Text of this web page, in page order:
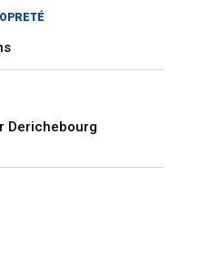
Derichebourg